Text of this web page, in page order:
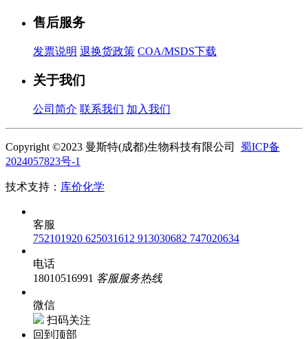
售后服务
发票说明 退换货政策 COA/MSDS下载
关于我们
公司简介 联系我们 加入我们
Copyright ©2023 曼斯特(成都)生物科技有限公司 蜀ICP备
2024057823号-1
技术支持： 库价化学
客服
752101920 625031612 913030682 747020634
电话
18010516991 客服服务热线
微信
扫码关注
回到顶部